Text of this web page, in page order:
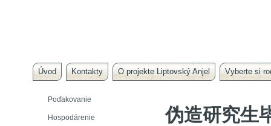
Úvod Kontakty O projekte Liptovský Anjel Vyberte si
Poďakovanie
Hospodárenie
伪造研究生